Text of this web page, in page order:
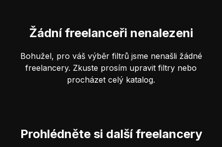
Žádní freelanceři nenalezeni
Bohužel, pro váš výběr filtrů jsme nenašli žádné
freelancery. Zkuste prosím upravit filtry nebo
procházet celý katalog.
Prohlédněte si další freelancery